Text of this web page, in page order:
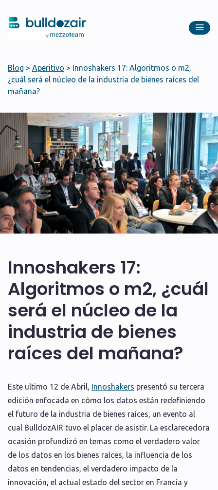
Blog > Aperitivo > Innoshakers 17: Algoritmos o m2,
¿cuál será el núcleo de la industria de bienes raíces del
mañana?
Innoshakers 17:
Algoritmos o m2, ¿cuál
será el núcleo de la
industria de bienes
raíces del mañana?
Este ultimo 12 de Abril, Innoshakers presentó su tercera
edición enfocada en cómo los datos están redefiniendo
el futuro de la industria de bienes raíces, un evento al
cual BulldozAIR tuvo el placer de asistir. La esclarecedora
ocasión profundizó en temas como el verdadero valor
de los datos en los bienes raíces, la influencia de los
datos en tendencias, el verdadero impacto de la
innovación, el actual estado del sector en Francia y